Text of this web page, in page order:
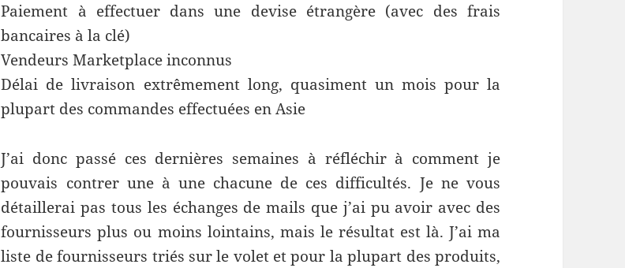
Paiement à effectuer dans une devise étrangère (avec des frais
bancaires à la clé)
Vendeurs Marketplace inconnus
Délai de livraison extrêmement long, quasiment un mois pour la
plupart des commandes effectuées en Asie
J’ai donc passé ces dernières semaines à réfléchir à comment je
pouvais contrer une à une chacune de ces difficultés. Je ne vous
détaillerai pas tous les échanges de mails que j’ai pu avoir avec des
fournisseurs plus ou moins lointains, mais le résultat est là. J’ai ma
liste de fournisseurs triés sur le volet et pour la plupart des produits,